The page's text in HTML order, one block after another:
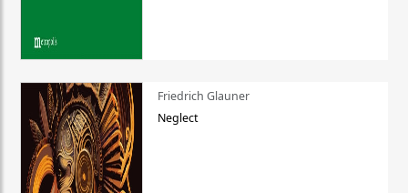
Friedrich Glauner
Neglect